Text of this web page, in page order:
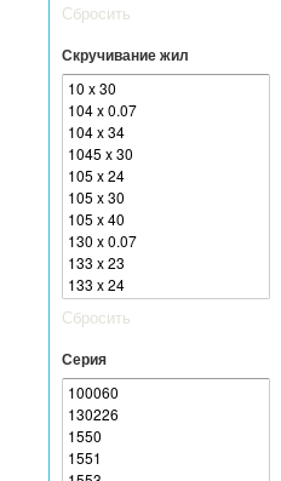
Сбросить
Скручивание жил
Сбросить
Серия